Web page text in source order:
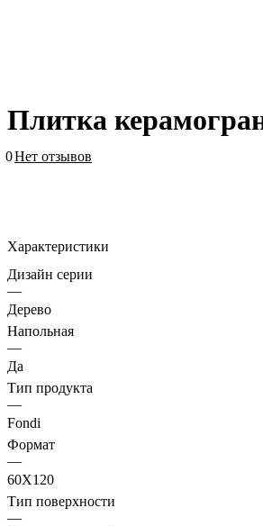
Плитка
0Нет отзывов
Характеристики
Дизайн серии
—
Дерево
Напольная
—
Да
Тип продукта
—
Fondi
Формат
—
60X120
Тип поверхности
—